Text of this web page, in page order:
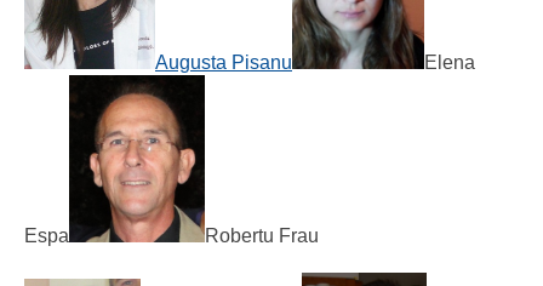
Augusta Pisanu Elena
Espa Robertu Frau